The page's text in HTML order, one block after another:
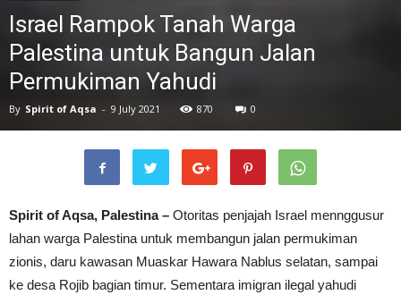
Israel Rampok Tanah Warga
Palestina untuk Bangun Jalan
Permukiman Yahudi
By Spirit of Aqsa - 9 July 2021 870 0
Spirit of Aqsa, Palestina – Otoritas penjajah Israel mennggusur
lahan warga Palestina untuk membangun jalan permukiman
zionis, daru kawasan Muaskar Hawara Nablus selatan, sampai
ke desa Rojib bagian timur. Sementara imigran ilegal yahudi